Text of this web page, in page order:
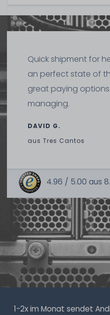
Quick shipment for
an perfect state of
great paying options
managing.
DAVID G.
aus Tres Cantos
4.96 / 5.00 aus
1-2x im Monat sendet